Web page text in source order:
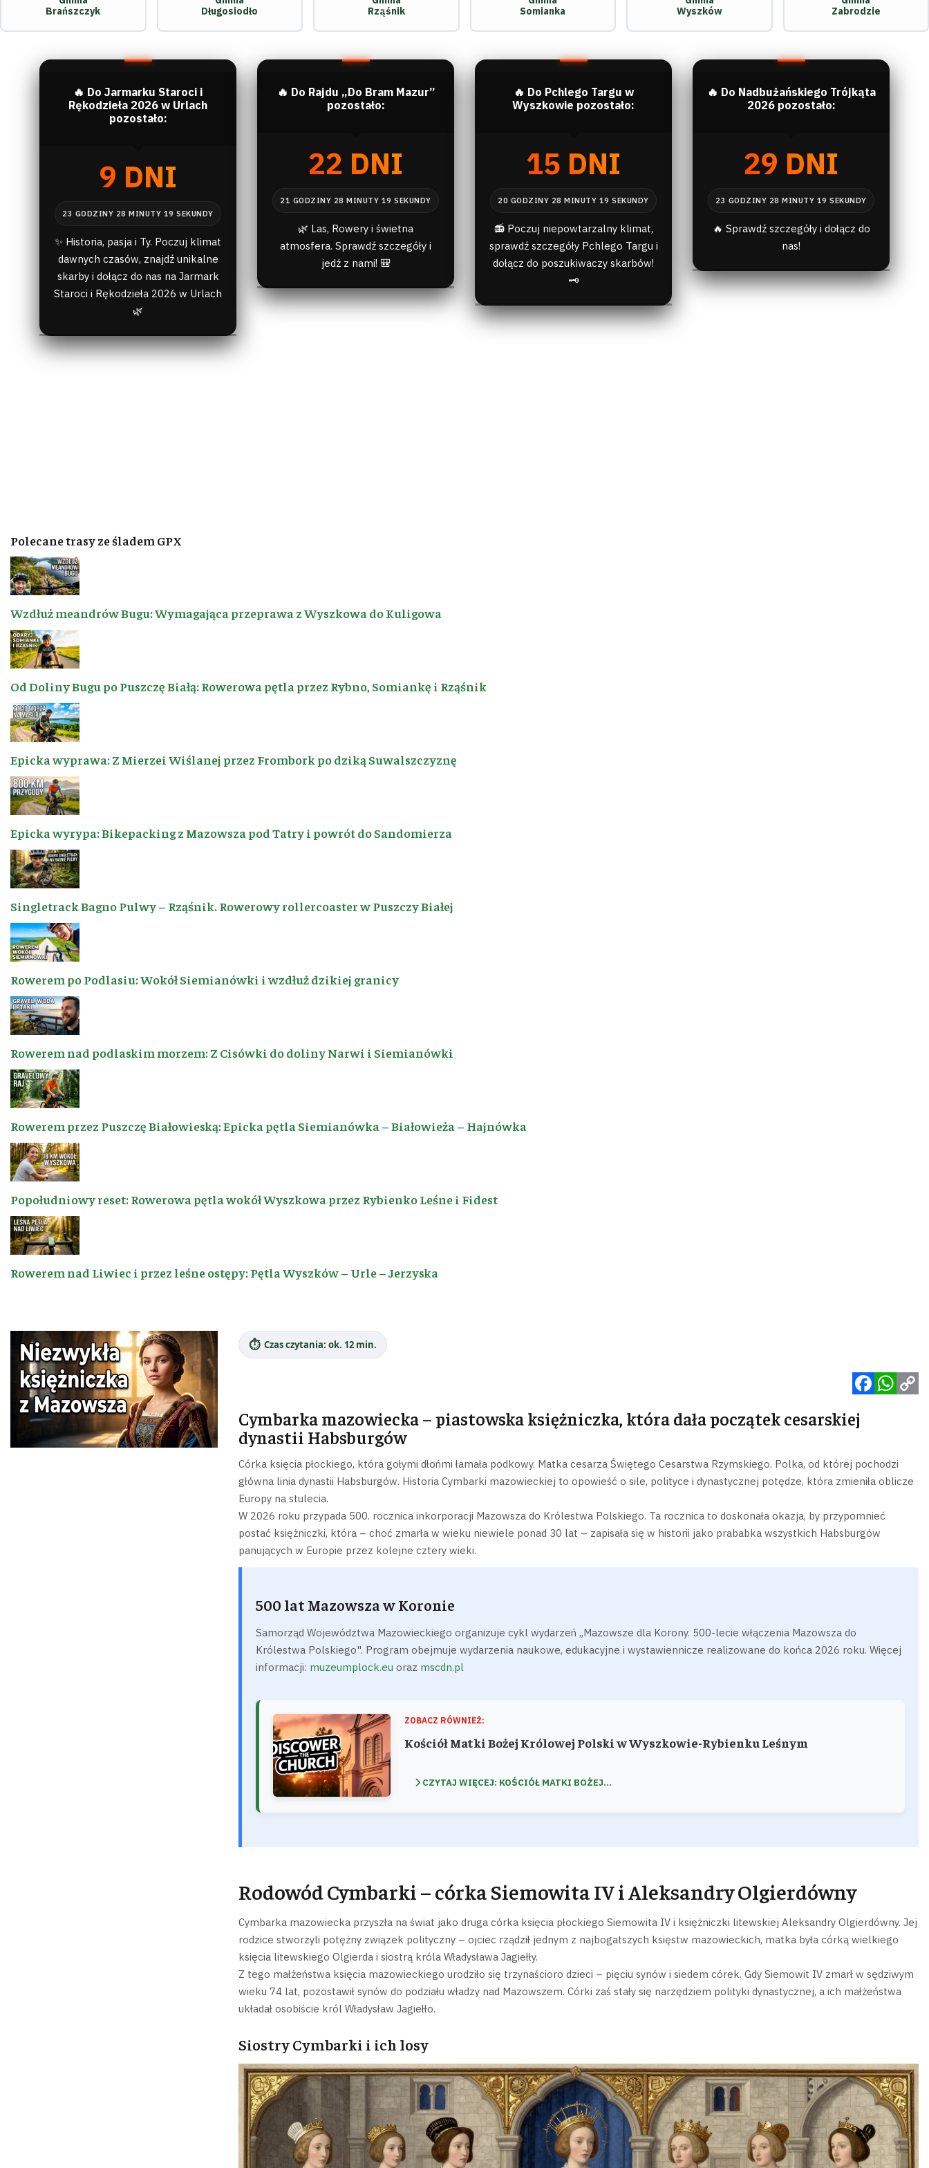
Brańszczyk
Długosiodło
Rząśnik
Somianka
Wyszków
Zabrodzie
🔥 Do Jarmarku Staroci i
Rękodzieła 2026 w Urlach
pozostało:
9 DNI
✨ Historia, pasja i Ty. Poczuj klimat
dawnych czasów, znajdź unikalne
skarby i dołącz do nas na Jarmark
Staroci i Rękodzieła 2026 w Urlach
🌿
🔥 Do Rajdu „Do Bram Mazur”
pozostało:
22 DNI
🌿 Las, Rowery i świetna
atmosfera. Sprawdź szczegóły i
jedź z nami! 🎒
🔥 Do Pchlego Targu w
Wyszkowie pozostało:
15 DNI
📻 Poczuj niepowtarzalny klimat,
sprawdź szczegóły Pchlego Targu i
dołącz do poszukiwaczy skarbów!
🗝️
🔥 Do Nadbużańskiego Trójkąta
2026 pozostało:
29 DNI
🔥 Sprawdź szczegóły i dołącz do
nas!
Polecane trasy ze śladem GPX
Wzdłuż meandrów Bugu: Wymagająca przeprawa z Wyszkowa do Kuligowa
Od Doliny Bugu po Puszczę Białą: Rowerowa pętla przez Rybno, Somiankę i Rząśnik
Epicka wyprawa: Z Mierzei Wiślanej przez Frombork po dziką Suwalszczyznę
Epicka wyrypa: Bikepacking z Mazowsza pod Tatry i powrót do Sandomierza
Singletrack Bagno Pulwy – Rząśnik. Rowerowy rollercoaster w Puszczy Białej
Rowerem po Podlasiu: Wokół Siemianówki i wzdłuż dzikiej granicy
Rowerem nad podlaskim morzem: Z Cisówki do doliny Narwi i Siemianówki
Rowerem przez Puszczę Białowieską: Epicka pętla Siemianówka – Białowieża – Hajnówka
Popołudniowy reset: Rowerowa pętla wokół Wyszkowa przez Rybienko Leśne i Fidest
Rowerem nad Liwiec i przez leśne ostępy: Pętla Wyszków – Urle – Jerzyska
⏱️ Czas czytania: ok. 12 min.
Cymbarka mazowiecka – piastowska księżniczka, która dała początek cesarskiej
dynastii Habsburgów
Córka księcia płockiego, która gołymi dłońmi łamała podkowy. Matka cesarza Świętego Cesarstwa Rzymskiego. Polka, od której pochodzi
główna linia dynastii Habsburgów. Historia Cymbarki mazowieckiej to opowieść o sile, polityce i dynastycznej potędze, która zmieniła oblicze
Europy na stulecia.
W 2026 roku przypada 500. rocznica inkorporacji Mazowsza do Królestwa Polskiego. Ta rocznica to doskonała okazja, by przypomnieć
postać księżniczki, która – choć zmarła w wieku niewiele ponad 30 lat – zapisała się w historii jako prababka wszystkich Habsburgów
panujących w Europie przez kolejne cztery wieki.
500 lat Mazowsza w Koronie
Samorząd Województwa Mazowieckiego organizuje cykl wydarzeń „Mazowsze dla Korony. 500-lecie włączenia Mazowsza do
Królestwa Polskiego". Program obejmuje wydarzenia naukowe, edukacyjne i wystawiennicze realizowane do końca 2026 roku. Więcej
informacji: muzeumplock.eu oraz mscdn.pl
ZOBACZ RÓWNIEŻ:
Kościół Matki Bożej Królowej Polski w Wyszkowie-Rybienku Leśnym
CZYTAJ WIĘCEJ: KOŚCIÓŁ MATKI BOŻEJ...
Rodowód Cymbarki – córka Siemowita IV i Aleksandry Olgierdówny
Cymbarka mazowiecka przyszła na świat jako druga córka księcia płockiego Siemowita IV i księżniczki litewskiej Aleksandry Olgierdówny. Jej
rodzice stworzyli potężny związek polityczny – ojciec rządził jednym z najbogatszych księstw mazowieckich, matka była córką wielkiego
księcia litewskiego Olgierda i siostrą króla Władysława Jagiełły.
Z tego małżeństwa księcia mazowieckiego urodziło się trzynaścioro dzieci – pięciu synów i siedem córek. Gdy Siemowit IV zmarł w sędziwym
wieku 74 lat, pozostawił synów do podziału władzy nad Mazowszem. Córki zaś stały się narzędziem polityki dynastycznej, a ich małżeństwa
układał osobiście król Władysław Jagiełło.
Siostry Cymbarki i ich losy